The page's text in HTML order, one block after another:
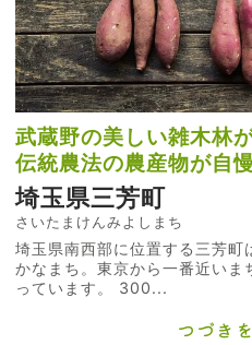
武蔵野の美しい雑木林
伝統農法の農産物が自
埼玉県三芳町
さいたまけんみよしまち
埼玉県南西部に位置する三芳町
かなまち。東京から一番近いま
っています。 300...
つづき